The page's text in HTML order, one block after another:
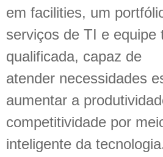
em facilities, um
serviços de TI e equipe
qualificada, capaz de
atender necessidades
aumentar a
competitividade por
inteligente da